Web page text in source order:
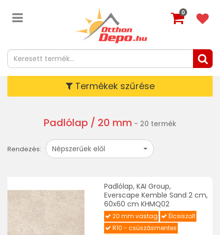
0
Termékek szűrése
Padlólap / 20 mm - 20 termék
Rendezés: Népszerűek elől
Padlólap, KAI Group,
Everscape Kemble Sand 2 cm,
60x60 cm KHMQ02
20 mm vastag
Élcsiszolt
R10 - csúszásmentes